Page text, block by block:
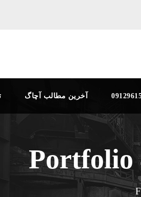
آخرین مطالب آچاگ
Portfolio